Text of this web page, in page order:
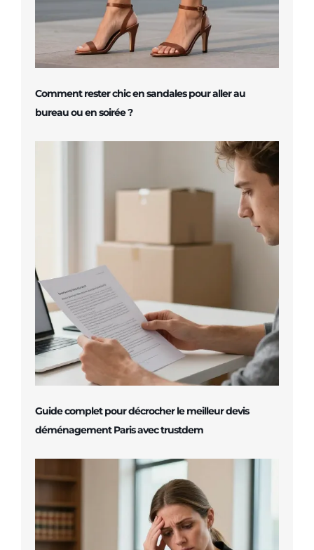
Comment rester chic en sandales pour aller au
bureau ou en soirée ?
Guide complet pour décrocher le meilleur devis
déménagement Paris avec trustdem